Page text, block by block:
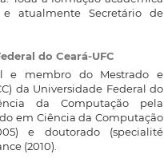
atualmente Secretário de
do Ceará-UFC
e membro do Mestrado e
da Universidade Federal do
da Computação pela
em Ciência da Computação
e doutorado (specialité
(2010).